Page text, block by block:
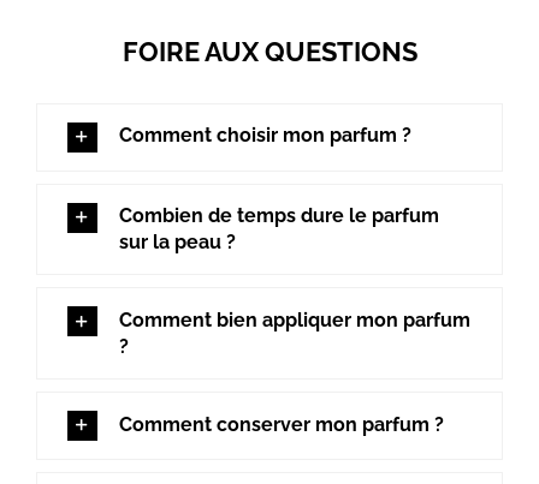
FOIRE AUX QUESTIONS
Comment choisir mon parfum ?
Combien de temps dure le parfum
sur la peau ?
Comment bien appliquer mon parfum
?
Comment conserver mon parfum ?